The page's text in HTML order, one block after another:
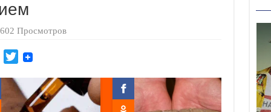
602 Просмотров
M
T
i